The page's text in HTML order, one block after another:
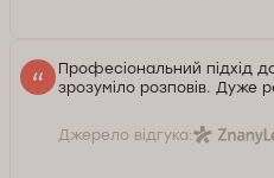
Професіональний підхід
зрозуміло розповів. Дуже
Джерело відгука: